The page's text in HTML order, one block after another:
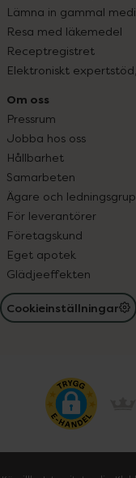
Lämna in gammal
Resa med läkemedel
Receptregistret
Elektroniskt
Om oss
Pressrum
Jobba hos oss
Hållbarhet
Samarbeten
Ägare och
För leverantörer
Företagskund
Eget apotek
Glädjeeffekten
Cookieinställningar